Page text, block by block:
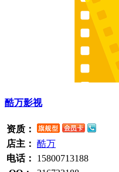
酷万影视
资质：
店主： 酷万
电话：
15800713188